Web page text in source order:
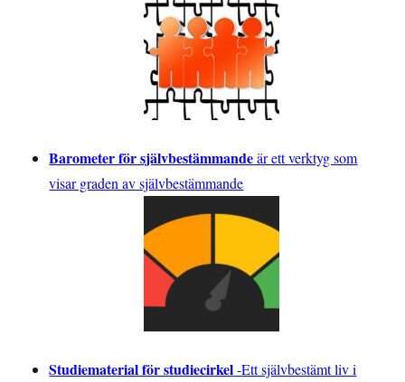
Barometer för självbestämmandeär ett verktyg som
visar graden av självbestämmande
Studiematerial för studiecirkel-Ett självbestämt liv i